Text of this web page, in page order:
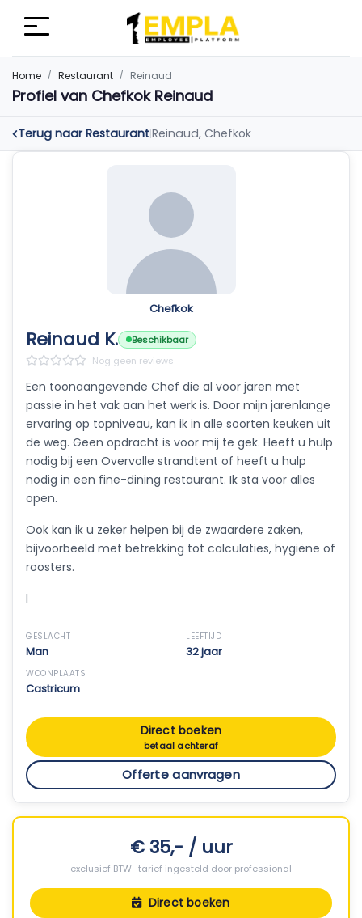
Home Restaurant Reinaud
Profiel van Chefkok Reinaud
Terug naar Restaurant|Reinaud, Chefkok
Chefkok
Reinaud K.
Beschikbaar
Nog geen reviews
Een toonaangevende Chef die al voor jaren met
passie in het vak aan het werk is. Door mijn jarenlange
ervaring op topniveau, kan ik in alle soorten keuken uit
de weg. Geen opdracht is voor mij te gek. Heeft u hulp
nodig bij een Overvolle strandtent of heeft u hulp
nodig in een fine-dining restaurant. Ik sta voor alles
open.
Ook kan ik u zeker helpen bij de zwaardere zaken,
bijvoorbeeld met betrekking tot calculaties, hygiëne of
roosters.
I
GESLACHT
Man
LEEFTIJD
32 jaar
WOONPLAATS
Castricum
Direct boeken
betaal achteraf
Offerte aanvragen
€ 35,- / uur
exclusief BTW · tarief ingesteld door professional
Direct boeken